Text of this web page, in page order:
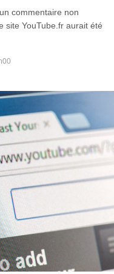
commentaire non
site YouTube.fr aurait été